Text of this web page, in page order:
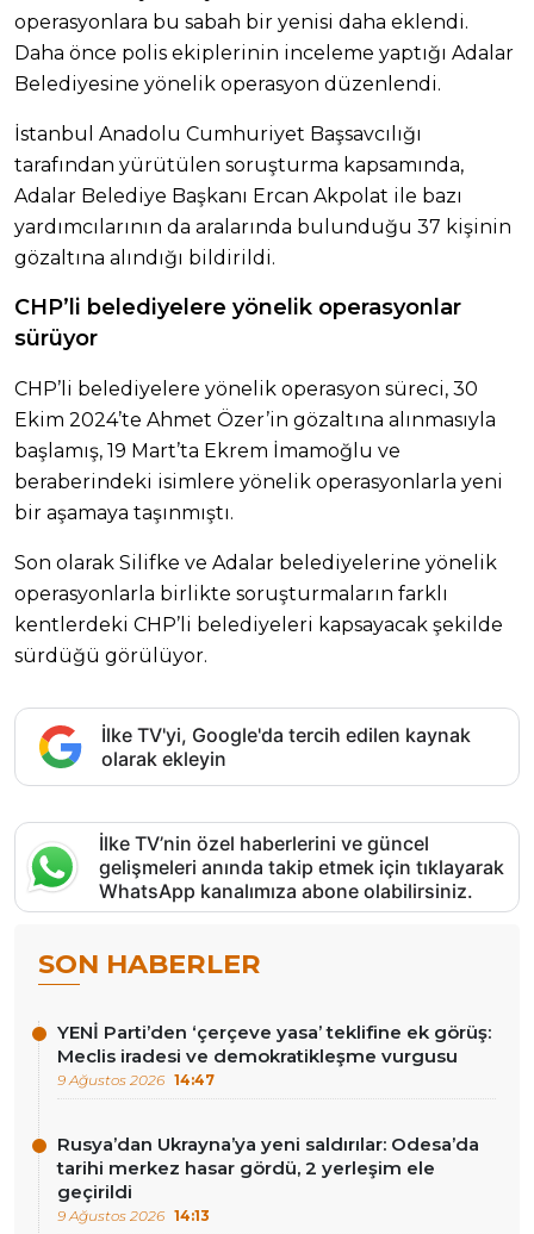
operasyonlara bu sabah bir yenisi daha eklendi.
Daha önce polis ekiplerinin inceleme yaptığı Adalar
Belediyesine yönelik operasyon düzenlendi.
İstanbul Anadolu Cumhuriyet Başsavcılığı
tarafından yürütülen soruşturma kapsamında,
Adalar Belediye Başkanı Ercan Akpolat ile bazı
yardımcılarının da aralarında bulunduğu 37 kişinin
gözaltına alındığı bildirildi.
CHP’li belediyelere yönelik operasyonlar
sürüyor
CHP’li belediyelere yönelik operasyon süreci, 30
Ekim 2024’te Ahmet Özer’in gözaltına alınmasıyla
başlamış, 19 Mart’ta Ekrem İmamoğlu ve
beraberindeki isimlere yönelik operasyonlarla yeni
bir aşamaya taşınmıştı.
Son olarak Silifke ve Adalar belediyelerine yönelik
operasyonlarla birlikte soruşturmaların farklı
kentlerdeki CHP’li belediyeleri kapsayacak şekilde
sürdüğü görülüyor.
İlke TV'yi, Google'da tercih edilen kaynak
olarak ekleyin
İlke TV’nin özel haberlerini ve güncel
gelişmeleri anında takip etmek için tıklayarak
WhatsApp kanalımıza abone olabilirsiniz.
SON HABERLER
YENİ Parti’den ‘çerçeve yasa’ teklifine ek görüş:
Meclis iradesi ve demokratikleşme vurgusu
9 Ağustos 2026 14:47
Rusya’dan Ukrayna’ya yeni saldırılar: Odesa’da
tarihi merkez hasar gördü, 2 yerleşim ele
geçirildi
9 Ağustos 2026 14:13